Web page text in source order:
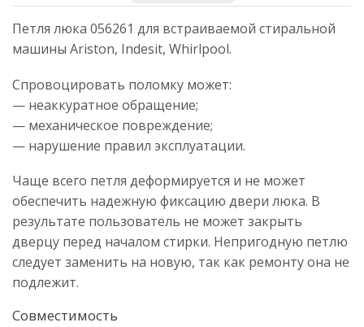
Петля люка 056261 для встраиваемой стиральной
машины Ariston, Indesit, Whirlpool.
Спровоцировать поломку может:
— неаккуратное обращение;
— механическое повреждение;
— нарушение правил эксплуатации.
Чаще всего петля деформируется и не может
обеспечить надежную фиксацию двери люка. В
результате пользователь не может закрыть
дверцу перед началом стирки. Непригодную петлю
следует заменить на новую, так как ремонту она не
подлежит.
Совместимость